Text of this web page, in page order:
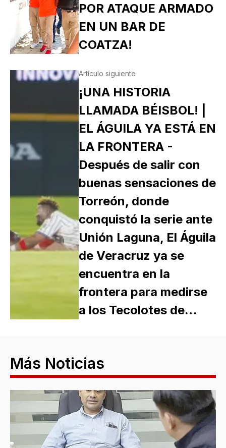
POR ATAQUE ARMADO
EN UN BAR DE
COATZA!
Artículo siguiente
¡UNA HISTORIA
LLAMADA BÉISBOL! |
EL ÁGUILA YA ESTÁ EN
LA FRONTERA -
Después de salir con
buenas sensaciones de
Torreón, donde
conquistó la serie ante
Unión Laguna, El Águila
de Veracruz ya se
encuentra en la
frontera para medirse
a los Tecolotes de…
Más Noticias